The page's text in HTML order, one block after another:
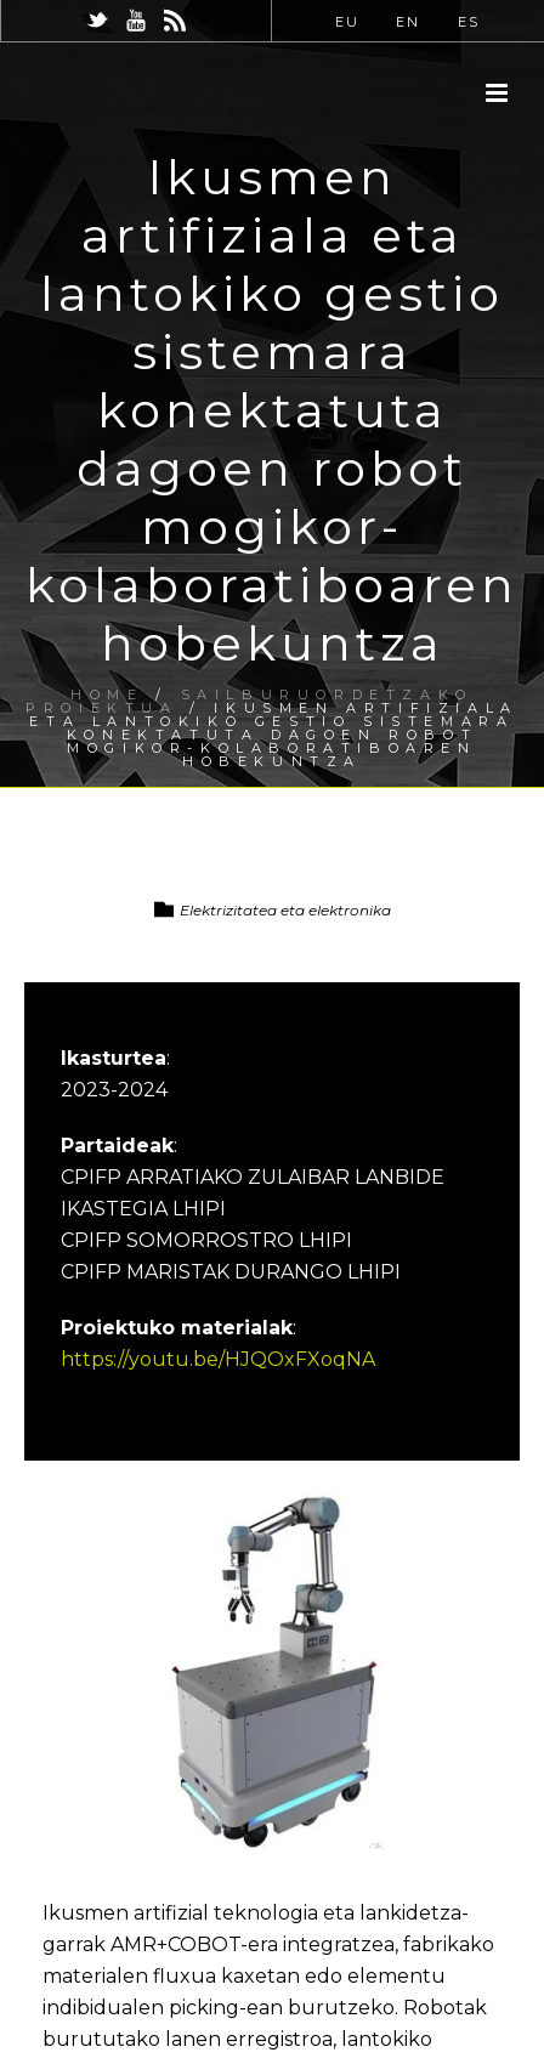
EU EN ES
Ikusmen
artifiziala eta
lantokiko gestio
sistemara
konektatuta
dagoen robot
mogikor-
kolaboratiboaren
hobekuntza
HOME/ SAILBURUORDETZAKO
PROIEKTUA / IKUSMEN ARTIFIZIALA
ETA LANTOKIKO GESTIO SISTEMARA
KONEKTATUTA DAGOEN ROBOT
MOGIKOR-KOLABORATIBOAREN
HOBEKUNTZA
Elektrizitatea eta elektronika
Ikasturtea:
2023-2024
Partaideak:
CPIFP ARRATIAKO ZULAIBAR LANBIDE
IKASTEGIA LHIPI
CPIFP SOMORROSTRO LHIPI
CPIFP MARISTAK DURANGO LHIPI
Proiektuko materialak:
https://youtu.be/HJQOxFXoqNA
Ikusmen artifizial teknologia eta lankidetza-
garrak AMR+COBOT-era integratzea, fabrikako
materialen fluxua kaxetan edo elementu
indibidualen picking-ean burutzeko. Robotak
burututako lanen erregistroa, lantokiko